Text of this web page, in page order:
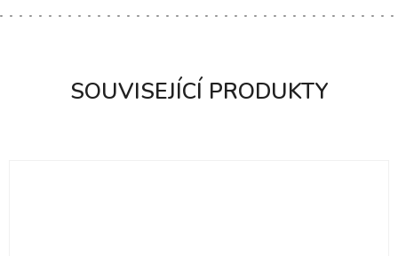
SOUVISEJÍCÍ PRODUKTY